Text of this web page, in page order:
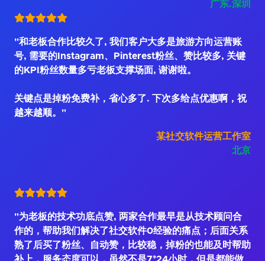
广东.深圳
"和老板合作比较久了, 我们客户大多是旅游方向运营账
号, 需要的Instagram、Pinterest粉丝、赞比较多, 关键
的KPI粉丝数量多亏老板支撑场面, 谢谢啦。
关键点是掉粉免费补，省心多了. 下次多给点优惠啊，祝
越来越顺。"
某社交软件运营工作室
北京
"为老板的技术功底点赞, 两家合作最早是从技术顾问合
作的，帮助我们解决了社交软件0经验的痛点；后面关系
熟了后买了粉丝、自动赞，比较稳，掉粉的也能及时帮助